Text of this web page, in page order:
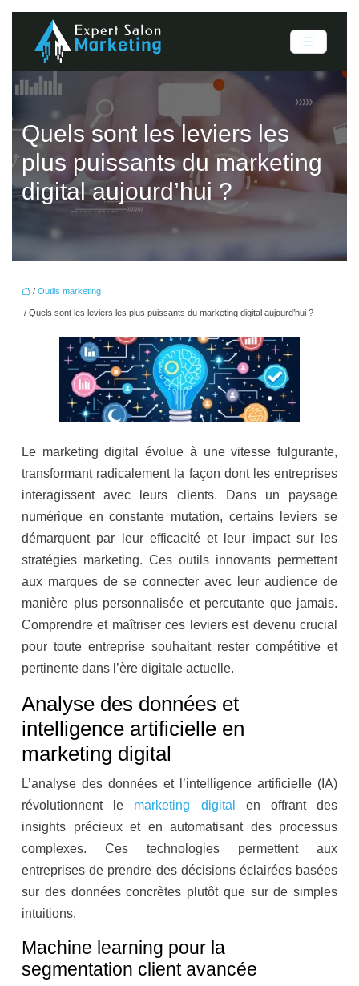
Quels sont les leviers les
plus puissants du marketing
digital aujourd’hui ?
/ Outils marketing
/ Quels sont les leviers les plus puissants du marketing digital aujourd’hui ?
Le marketing digital évolue à une vitesse fulgurante,
transformant radicalement la façon dont les entreprises
interagissent avec leurs clients. Dans un paysage
numérique en constante mutation, certains leviers se
démarquent par leur efficacité et leur impact sur les
stratégies marketing. Ces outils innovants permettent
aux marques de se connecter avec leur audience de
manière plus personnalisée et percutante que jamais.
Comprendre et maîtriser ces leviers est devenu crucial
pour toute entreprise souhaitant rester compétitive et
pertinente dans l’ère digitale actuelle.
Analyse des données et
intelligence artificielle en
marketing digital
L’analyse des données et l’intelligence artificielle (IA)
révolutionnent le marketing digital
en offrant des
insights précieux et en automatisant des processus
complexes. Ces technologies permettent aux
entreprises de prendre des décisions éclairées basées
sur des données concrètes plutôt que sur de simples
intuitions.
Machine learning pour la
segmentation client avancée